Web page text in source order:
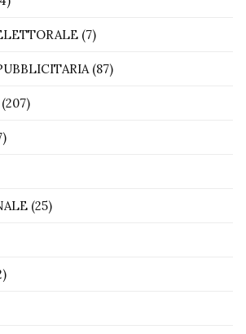
(7)
(87)
(207)
(25)